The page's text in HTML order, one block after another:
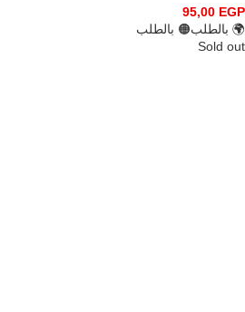
95,00 EGP
🌍 بالطلب🟠 بالطلب
Sold out